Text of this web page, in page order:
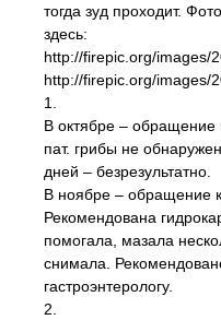
тогда зуд проходит.
здесь:
http://firepic.org/images/
http://firepic.org/images/
1.
В октябре – обращение
пат. грибы не
дней – безрезультатно.
В ноябре – обращение
Рекомендована
помогала, мазала
снимала.
гастроэнтерологу.
2.